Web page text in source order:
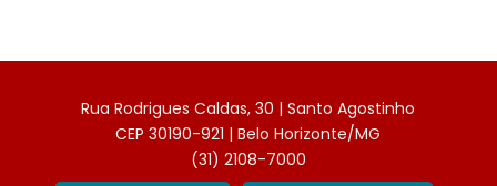
Rua Rodrigues Caldas, 30 | Santo Agostinho
CEP 30190-921 | Belo Horizonte/MG
(31) 2108-7000